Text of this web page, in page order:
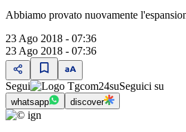
Abbiamo provato nuovamente
23 Ago 2018 - 07:36
23 Ago 2018 - 07:36
Segui suSeguici su
whatsapp discover